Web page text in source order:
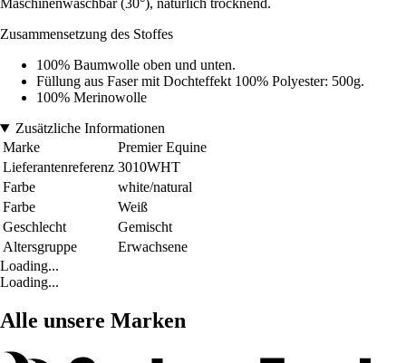
Maschinenwaschbar (30°), natürlich trocknend.
Zusammensetzung des Stoffes
100% Baumwolle oben und unten.
Füllung aus Faser mit Dochteffekt 100% Polyester: 500g.
100% Merinowolle
Zusätzliche Informationen
Marke
Premier Equine
Lieferantenreferenz 3010WHT
Farbe
white/natural
Farbe
Weiß
Geschlecht
Gemischt
Altersgruppe
Erwachsene
Loading...
Loading...
Alle unsere Marken